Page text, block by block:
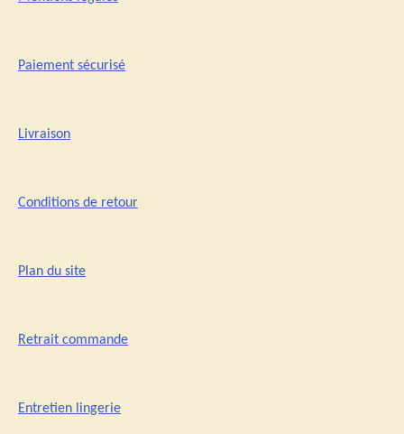
Paiement sécurisé
Livraison
Conditions de retour
Plan du site
Retrait commande
Entretien lingerie